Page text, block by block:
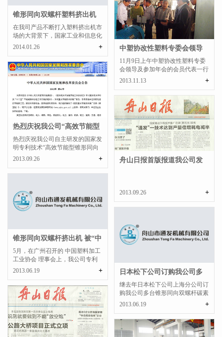
锥形同向双螺杆塑料挤出机
行业标准发布
在我司产品不断打入塑料挤出机市
场的大背景下，国家工业和信息化
部公告（2013年 第71...
2014.01.26 +
中塑协改性塑料专委会领导
及年会代表一行到...
11月9日上午中塑协改性塑料专委
会领导及参加年会的会员代表一行
到我公司参观考察。分...
2013.11.13 +
热烈庆祝我公司“高效节能型
锥形同向双螺杆...
热烈庆祝我公司自主研发的国家发
明专利技术“高效节能型锥形同向
双螺杆挤出技术”列入...
2013.09.26 +
舟山日报首版报道我公司发
2013.09.26 +
锥形同向双螺杆挤出机 被“中
塑协”重点推...
5月，在广州召开的 中国塑料加工
工业协会 理事会上，我公司专利
产品—锥形同向双螺杆...
2013.06.19 +
日本松下公司订购我公司多
台碳素挤出机
继去年日本松下公司上海分公司订
购我公司多台锥形同向双螺杆碳素
挤出机后，近日，上...
2013.06.19 +